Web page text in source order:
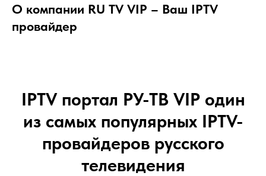
О компании RU TV VIP – Ваш IPTV
провайдер
IPTV портал РУ-ТВ VIP один
из самых популярных IPTV-
провайдеров русского
телевидения